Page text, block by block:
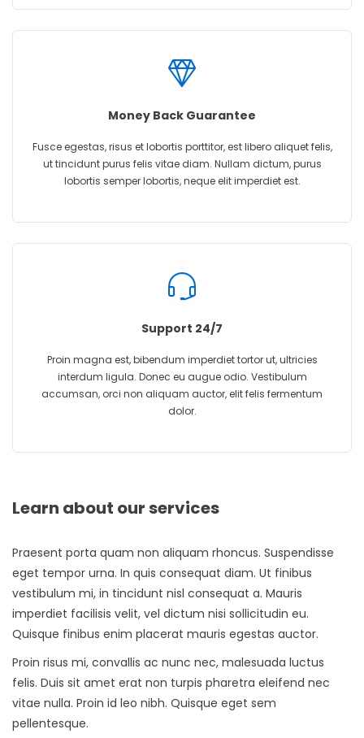
Money Back Guarantee
Fusce egestas, risus et lobortis porttitor, est libero aliquet felis,
ut tincidunt purus felis vitae diam. Nullam dictum, purus
lobortis semper lobortis, neque elit imperdiet est.
Support 24/7
Proin magna est, bibendum imperdiet tortor ut, ultricies
interdum ligula. Donec eu augue odio. Vestibulum
accumsan, orci non aliquam auctor, elit felis fermentum
dolor.
Learn about our services
Praesent porta quam non aliquam rhoncus. Suspendisse
eget tempor urna. In quis consequat diam. Ut finibus
vestibulum mi, in tincidunt nisl consequat a. Mauris
imperdiet facilisis velit, vel dictum nisi sollicitudin eu.
Quisque finibus enim placerat mauris egestas auctor.
Proin risus mi, convallis ac nunc nec, malesuada luctus
felis. Duis sit amet erat non turpis pharetra eleifend nec
vitae nulla. Proin id leo nibh. Quisque eget sem
pellentesque.